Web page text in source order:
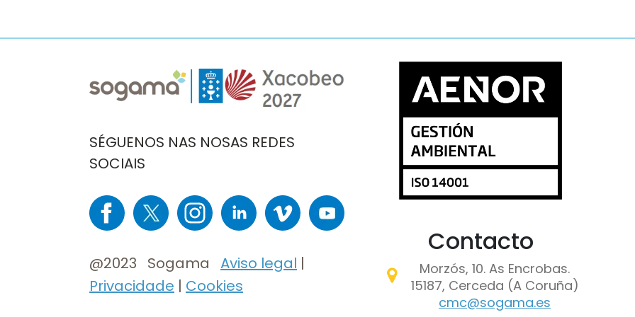
Imaxe
SÉGUENOS NAS NOSAS REDES
SOCIAIS
Imaxe Imaxe Imaxe Imaxe Imaxe Imaxe
@2023 Sogama Aviso legal |
Privacidade | Cookies
Contacto
Morzós, 10. As Encrobas.
15187, Cerceda (A Coruña)
cmc@sogama.es